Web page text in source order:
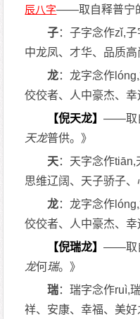
——取自释普宁
子：子字念作zǐ,
中龙凤、才华、品质高
龙：龙字念作
佼佼者、人中豪杰、幸
【倪天龙】——取
天龙普供。》
天：天字念作tiān,
思维辽阔、天子骄子、
龙：龙字念作
佼佼者、人中豪杰、幸
【倪瑞龙】——取
龙何瑞。》
瑞：瑞字念作ruì,
祥、安康、幸福、美好